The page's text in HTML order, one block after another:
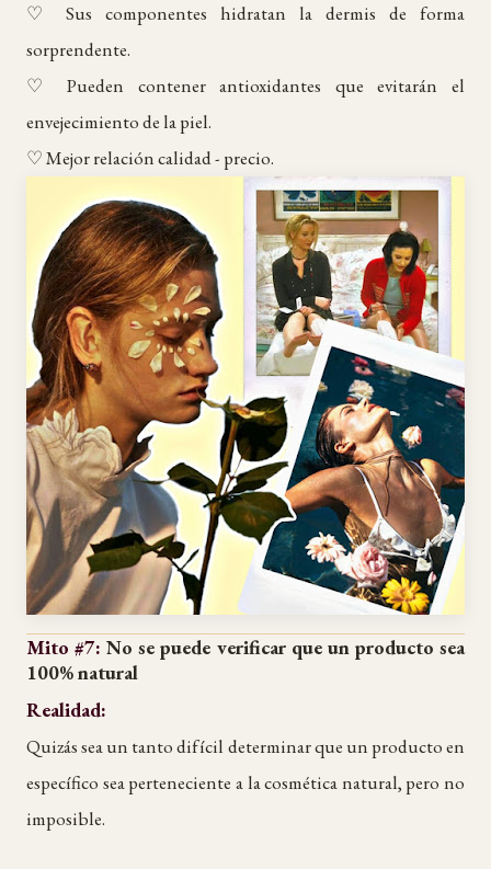
♡ Sus componentes hidratan la dermis de forma
sorprendente.
♡ Pueden contener antioxidantes que evitarán el
envejecimiento de la piel.
♡ Mejor relación calidad - precio.
Mito #7:No se puede verificar que un producto sea
100% natural
Realidad:
Quizás sea un tanto difícil determinar que un producto en
específico sea perteneciente a la cosmética natural, pero no
imposible.